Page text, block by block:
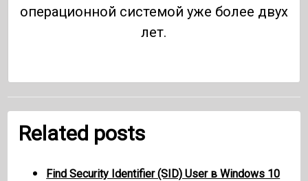
операционной системой уже более двух
лет.
Related posts
Find Security Identifier (SID) User в Windows 10